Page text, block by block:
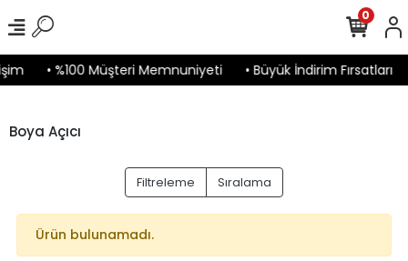
• %100 Müşteri Memnuniyeti • Büyük İndirim Fırsatları
0
Boya Açıcı
Filtreleme Sıralama
Ürün bulunamadı.